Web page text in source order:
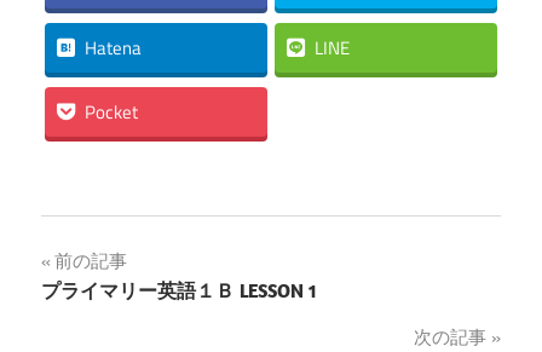
Hatena LINE
Pocket
投
稿
前の記事
プライマリー英語１Ｂ LESSON 1
次の記事